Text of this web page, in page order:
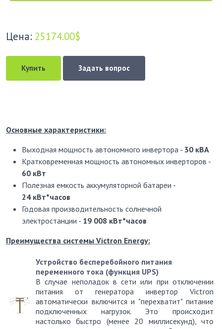
Цена: 25174.00$
Купить Задать вопрос
Основные характеристики:
Выходная мощность автономного инвертора - 30 кВА
Кратковременная мощность автономных инверторов -
60 кВт
Полезная емкость аккумуляторной батареи -
24 кВт*часов
Годовая производительность солнечной
электростанции - 19 008 кВт*часов
Преимущества системы Victron Energy:
Устройство бесперебойного питания
переменного тока (функция UPS)
В случае неполадок в сети или при отключении
питания от генератора инвертор Victron
автоматически включится и "перехватит" питание
подключенных нагрузок. Это происходит
настолько быстро (менее 20 миллисекунд), что